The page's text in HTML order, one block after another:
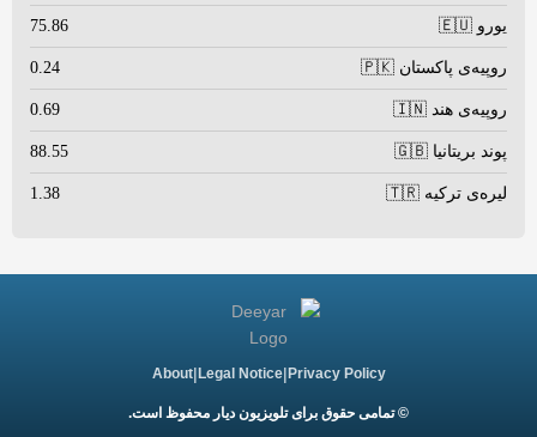
یورو 🇪🇺 75.86
روپیه‌ی پاکستان 🇵🇰 0.24
روپیه‌ی هند 🇮🇳 0.69
پوند بریتانیا 🇬🇧 88.55
لیره‌ی ترکیه 🇹🇷 1.38
Privacy Policy
|
Legal Notice
|
About
© تمامی حقوق برای تلویزیون دیار محفوظ است.